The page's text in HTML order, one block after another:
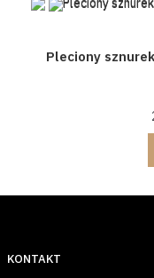
Pleciony
KONTAKT